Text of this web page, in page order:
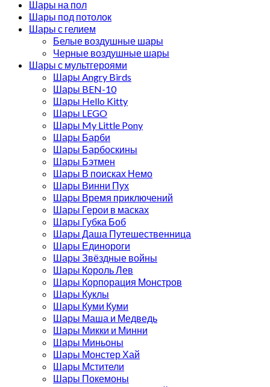
Шары на пол
Шары под потолок
Шары с гелием
Белые воздушные шары
Черные воздушные шары
Шары с мультгероями
Шары Angry Birds
Шары BEN-10
Шары Hello Kitty
Шары LEGO
Шары My Little Pony
Шары Барби
Шары Барбоскины
Шары Бэтмен
Шары В поисках Немо
Шары Винни Пух
Шары Время приключений
Шары Герои в масках
Шары Губка Боб
Шары Даша Путешественница
Шары Единороги
Шары Звёздные войны
Шары Король Лев
Шары Корпорация Монстров
Шары Куклы
Шары Куми Куми
Шары Маша и Медведь
Шары Микки и Минни
Шары Миньоны
Шары Монстер Хай
Шары Мстители
Шары Покемоны